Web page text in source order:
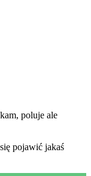
poluje ale
pojawić jakaś